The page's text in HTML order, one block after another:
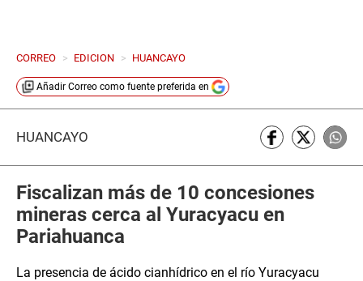
CORREO > EDICION > HUANCAYO
Añadir Correo como fuente preferida en
HUANCAYO
Fiscalizan más de 10 concesiones
mineras cerca al Yuracyacu en
Pariahuanca
La presencia de ácido cianhídrico en el río Yuracyacu